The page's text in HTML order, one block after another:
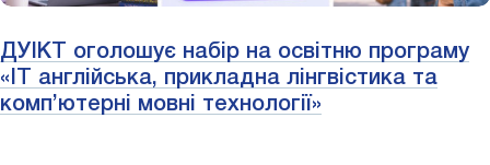
ДУІКТ оголошує набір на освітню програму
«IT англійська, прикладна лінгвістика та
комп’ютерні мовні технології»